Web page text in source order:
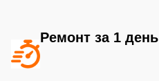
Ремонт за 1 день